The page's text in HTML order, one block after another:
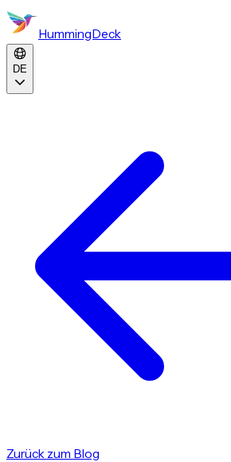
HummingDeck
DE
Zurück zum Blog